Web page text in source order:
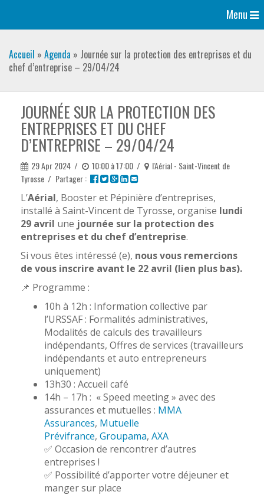
Menu
Accueil » Agenda » Journée sur la protection des entreprises et du
chef d’entreprise – 29/04/24
JOURNÉE SUR LA PROTECTION DES
ENTREPRISES ET DU CHEF
D’ENTREPRISE – 29/04/24
29 Apr 2024 / 10:00 à 17:00 /
l'Aérial - Saint-Vincent de
Tyrosse / Partager :
L’Aérial, Booster et Pépinière d’entreprises,
installé à Saint-Vincent de Tyrosse, organise lundi
29 avril une journée sur la protection des
entreprises et du chef d’entreprise.
Si vous êtes intéressé (e), nous vous remercions
de vous inscrire avant le 22 avril (lien plus bas).
📌 Programme :
10h à 12h : Information collective par
l’URSSAF : Formalités administratives,
Modalités de calculs des travailleurs
indépendants, Offres de services (travailleurs
indépendants et auto entrepreneurs
uniquement)
13h30 : Accueil café
14h – 17h : « Speed meeting » avec des
assurances et mutuelles : MMA
Assurances, Mutuelle
Prévifrance, Groupama, AXA
✅ Occasion de rencontrer d’autres
entreprises !
✅ Possibilité d’apporter votre déjeuner et
manger sur place